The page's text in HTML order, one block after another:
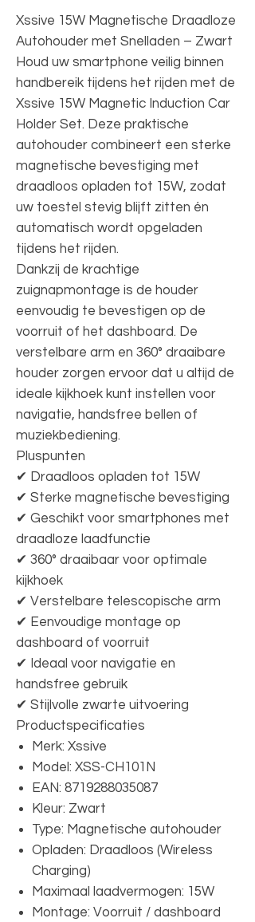
Xssive 15W Magnetische Draadloze
Autohouder met Snelladen – Zwart
Houd uw smartphone veilig binnen
handbereik tijdens het rijden met de
Xssive 15W Magnetic Induction Car
Holder Set. Deze praktische
autohouder combineert een sterke
magnetische bevestiging met
draadloos opladen tot 15W, zodat
uw toestel stevig blijft zitten én
automatisch wordt opgeladen
tijdens het rijden.
Dankzij de krachtige
zuignapmontage is de houder
eenvoudig te bevestigen op de
voorruit of het dashboard. De
verstelbare arm en 360° draaibare
houder zorgen ervoor dat u altijd de
ideale kijkhoek kunt instellen voor
navigatie, handsfree bellen of
muziekbediening.
Pluspunten
✔ Draadloos opladen tot 15W
✔ Sterke magnetische bevestiging
✔ Geschikt voor smartphones met
draadloze laadfunctie
✔ 360° draaibaar voor optimale
kijkhoek
✔ Verstelbare telescopische arm
✔ Eenvoudige montage op
dashboard of voorruit
✔ Ideaal voor navigatie en
handsfree gebruik
✔ Stijlvolle zwarte uitvoering
Productspecificaties
Merk: Xssive
Model: XSS-CH101N
EAN: 8719288035087
Kleur: Zwart
Type: Magnetische autohouder
Opladen: Draadloos (Wireless
Charging)
Maximaal laadvermogen: 15W
Montage: Voorruit / dashboard